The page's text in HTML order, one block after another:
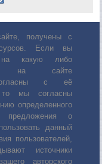
получены с
Если вы
на какую либо
на сайте
с её
мы согласны
определенного
предложения о
данный
пользователей,
источники
авторского